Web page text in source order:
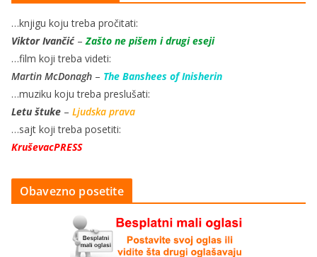
…knjigu koju treba pročitati:
Viktor Ivančić–Zašto ne pišem i drugi eseji
…film koji treba videti:
Martin McDonagh – The Banshees of Inisherin
…muziku koju treba preslušati:
Letu štuke – Ljudska prava
…sajt koji treba posetiti:
KruševacPRESS
Obavezno posetite